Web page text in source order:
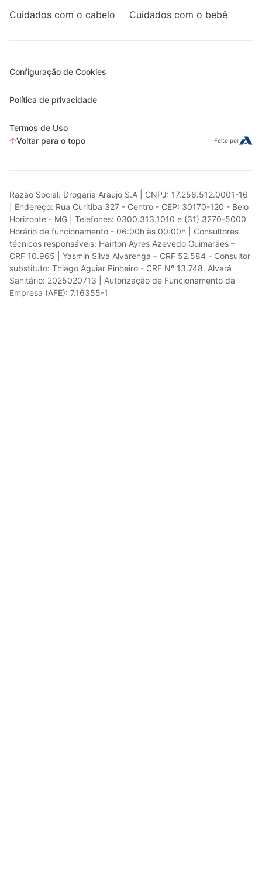
Cuidados com o cabelo Cuidados com o bebê
Configuração de Cookies
Política de privacidade
Termos de Uso
Voltar para o topo
Feito por
Razão Social: Drogaria Araujo S.A | CNPJ: 17.256.512.0001-16
| Endereço: Rua Curitiba 327 - Centro - CEP: 30170-120 - Belo
Horizonte - MG | Telefones: 0300.313.1010 e (31) 3270-5000
Horário de funcionamento - 06:00h às 00:00h | Consultores
técnicos responsáveis: Hairton Ayres Azevedo Guimarães –
CRF 10.965 | Yasmin Silva Alvarenga – CRF 52.584 - Consultor
substituto: Thiago Aguiar Pinheiro - CRF Nº 13.748. Alvará
Sanitário: 2025020713 | Autorização de Funcionamento da
Empresa (AFE): 7.16355-1